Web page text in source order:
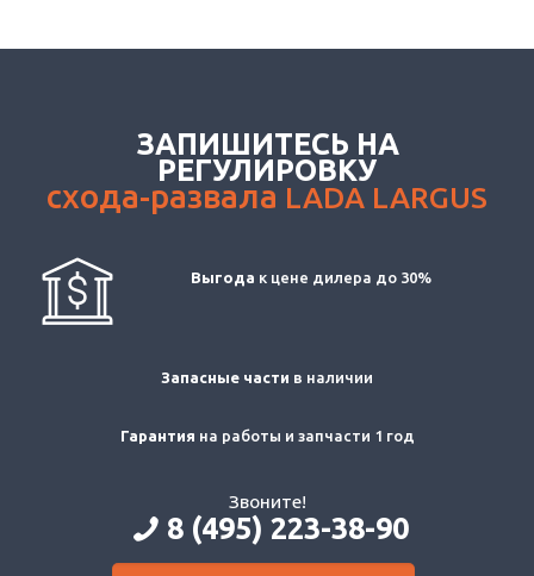
ЗАПИШИТЕСЬ НА
РЕГУЛИРОВКУ
схода-развала LADA LARGUS
Выгода к цене дилера до 30%
Запасные части в наличии
Гарантия на работы и запчасти 1 год
Звоните!
8 (495) 223-38-90